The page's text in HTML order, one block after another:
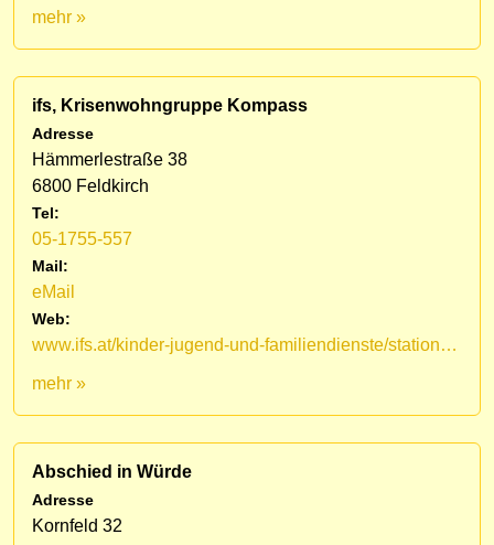
mehr »
ifs, Krisenwohngruppe Kompass
Adresse
Hämmerlestraße 38
6800 Feldkirch
Tel:
05-1755-557
Mail:
eMail
Web:
www.ifs.at/kinder-jugend-und-familiendienste/stationaere-dienste/krisenwohngruppe-kompass.html
mehr »
Abschied in Würde
Adresse
Kornfeld 32